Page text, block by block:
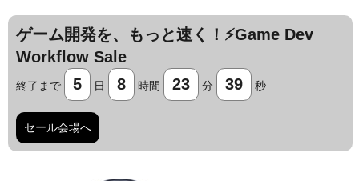
ゲーム開発を、もっと速く！⚡️Game Dev
Workflow Sale
終了まで 5 日 8 時間 23 分 39 秒
セール会場へ